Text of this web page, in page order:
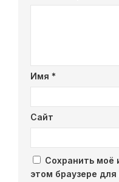
Имя *
Сайт
Сохранить моё
этом браузере